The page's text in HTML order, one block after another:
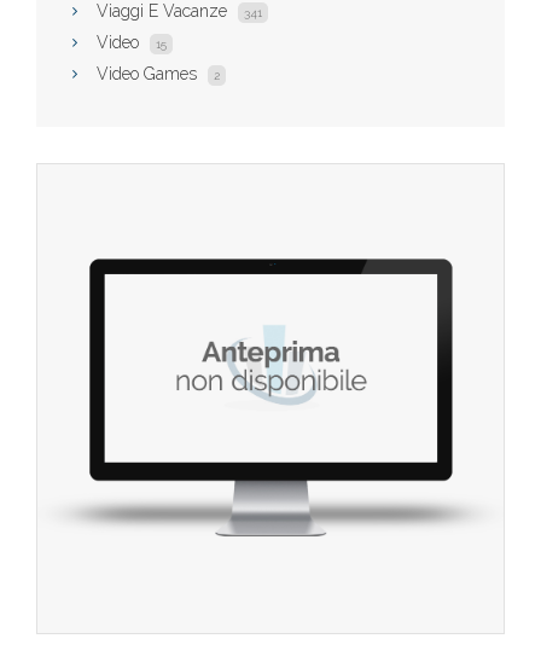
Viaggi E Vacanze 341
Video 15
Video Games 2